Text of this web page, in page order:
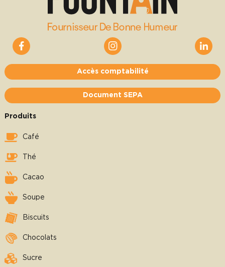
Accès comptabilité
Document SEPA
Produits
Café
Thé
Cacao
Soupe
Biscuits
Chocolats
Sucre